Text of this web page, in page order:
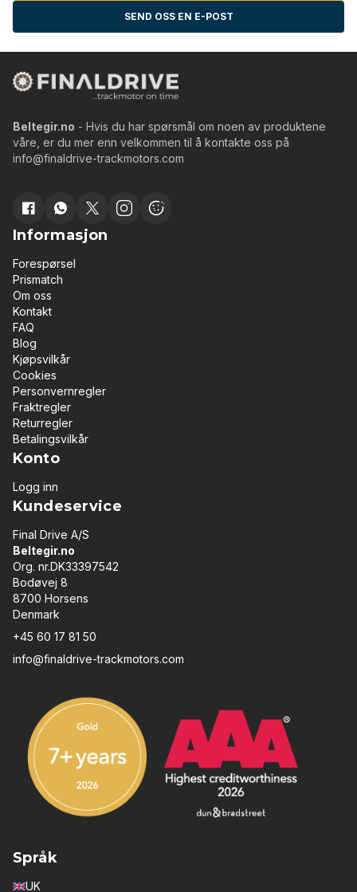
SEND OSS EN E-POST
Beltegir.no - Hvis du har spørsmål om noen av produktene
våre, er du mer enn velkommen til å kontakte oss på
info@finaldrive-trackmotors.com
Informasjon
Forespørsel
Prismatch
Om oss
Kontakt
FAQ
Blog
Kjøpsvilkår
Cookies
Personvernregler
Fraktregler
Returregler
Betalingsvilkår
Konto
Logg inn
Kundeservice
Final Drive A/S
Beltegir.no
Org. nr.DK33397542
Bodøvej 8
8700 Horsens
Denmark
+45 60 17 81 50
info@finaldrive-trackmotors.com
Språk
UK